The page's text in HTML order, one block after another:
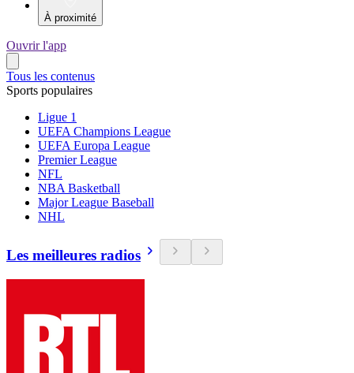
À proximité
Ouvrir l'app
Tous les contenus
Sports populaires
Ligue 1
UEFA Champions League
UEFA Europa League
Premier League
NFL
NBA Basketball
Major League Baseball
NHL
Les meilleures radios